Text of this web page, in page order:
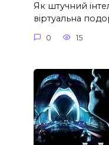
Як штучний
віртуальна
0 15